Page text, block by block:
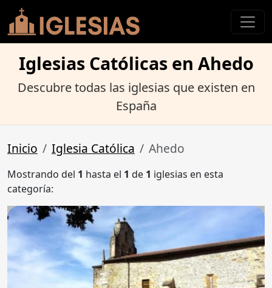
Iglesias Católicas en Ahedo
Descubre todas las iglesias que existen en
España
Inicio Iglesia Católica Ahedo
Mostrando del 1 hasta el 1 de 1 iglesias en esta
categoría: